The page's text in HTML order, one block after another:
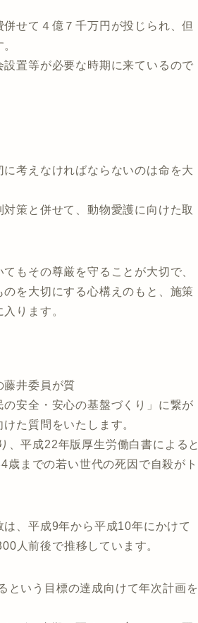
せて４億７千万円が投じられ、但
置等が必要な時期に来ているので
考えなければならないのは命を大
策と併せて、動物愛護に向けた取
もその尊厳を守ることが大切で、
を大切にする心構えのもと、施策
ります。
藤井委員が質
安全・安心の基盤づくり」に繋が
た質問をいたします。
、平成22年版厚生労働白書によると
までの若い世代の死因で自殺がト
、平成9年から平成10年にかけて
人前後で推移しています。
という目標の達成向けて年次計画を